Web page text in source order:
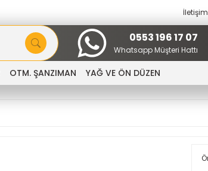
İletişim
0553 196 17 07
Whatsapp Müşteri Hattı
OTM. ŞANZIMAN YAĞ VE ÖN DÜZEN